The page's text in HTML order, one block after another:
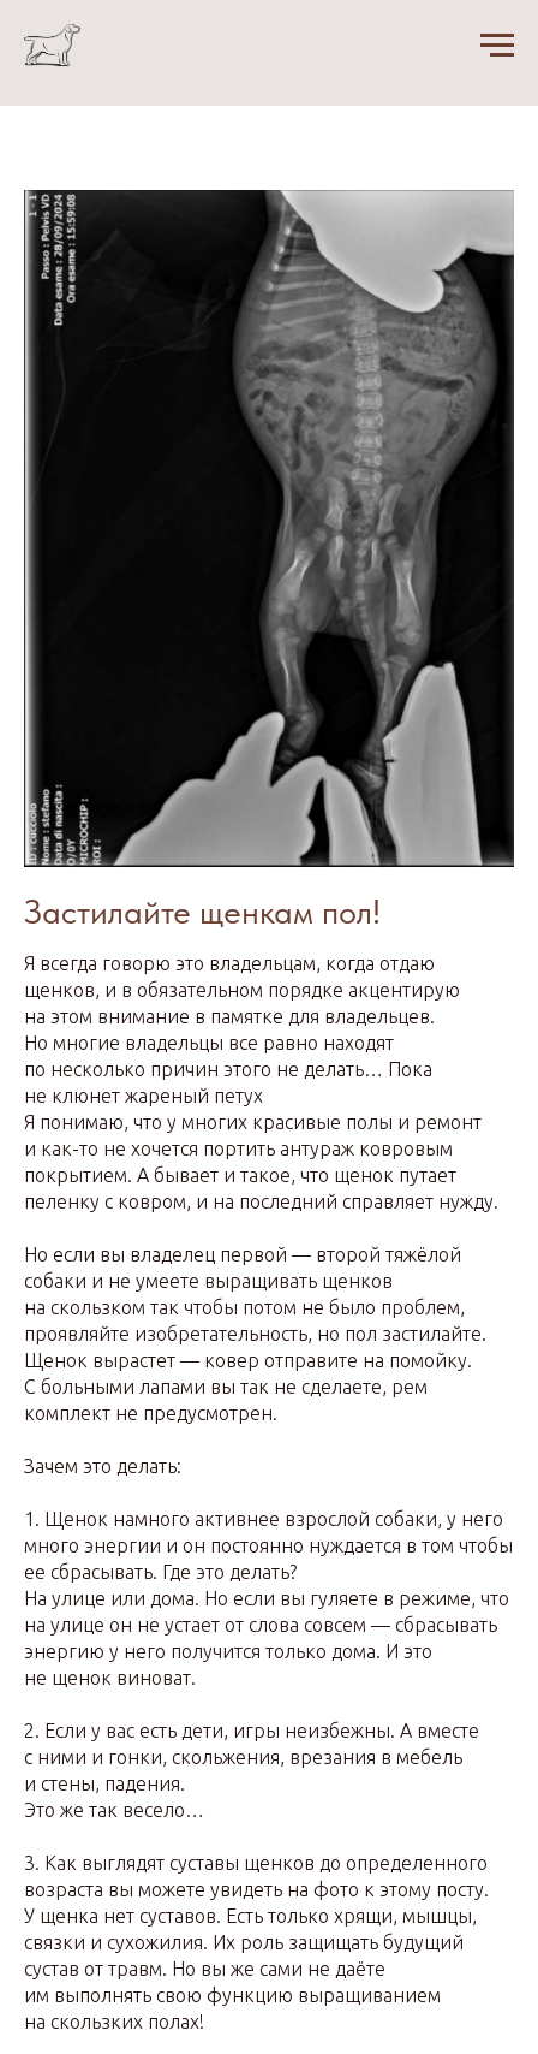
Застилайте щенкам пол!
Я всегда говорю это владельцам, когда отдаю
щенков, и в обязательном порядке акцентирую
на этом внимание в памятке для владельцев.
Но многие владельцы все равно находят
по несколько причин этого не делать… Пока
не клюнет жареный петух
Я понимаю, что у многих красивые полы и ремонт
и как-то не хочется портить антураж ковровым
покрытием. А бывает и такое, что щенок путает
пеленку с ковром, и на последний справляет нужду.
Но если вы владелец первой — второй тяжёлой
собаки и не умеете выращивать щенков
на скользком так чтобы потом не было проблем,
проявляйте изобретательность, но пол застилайте.
Щенок вырастет — ковер отправите на помойку.
С больными лапами вы так не сделаете, рем
комплект не предусмотрен.
Зачем это делать:
1. Щенок намного активнее взрослой собаки, у него
много энергии и он постоянно нуждается в том чтобы
ее сбрасывать. Где это делать?
На улице или дома. Но если вы гуляете в режиме, что
на улице он не устает от слова совсем — сбрасывать
энергию у него получится только дома. И это
не щенок виноват.
2. Если у вас есть дети, игры неизбежны. А вместе
с ними и гонки, скольжения, врезания в мебель
и стены, падения.
Это же так весело…
3. Как выглядят суставы щенков до определенного
возраста вы можете увидеть на фото к этому посту.
У щенка нет суставов. Есть только хрящи, мышцы,
связки и сухожилия. Их роль защищать будущий
сустав от травм. Но вы же сами не даёте
им выполнять свою функцию выращиванием
на скользких полах!